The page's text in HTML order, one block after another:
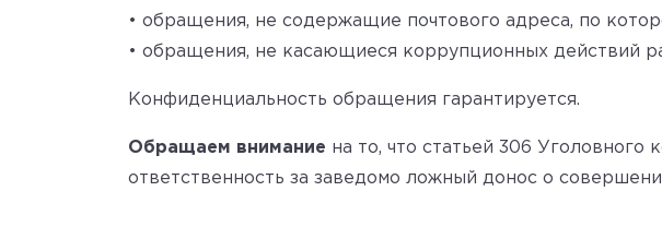
• обращения, не содержащие почтового адреса, по
• обращения, не касающиеся коррупционных действий
Конфиденциальность обращения гарантируется.
Обращаем внимание на то, что статьей 306
ответственность за заведомо ложный донос о